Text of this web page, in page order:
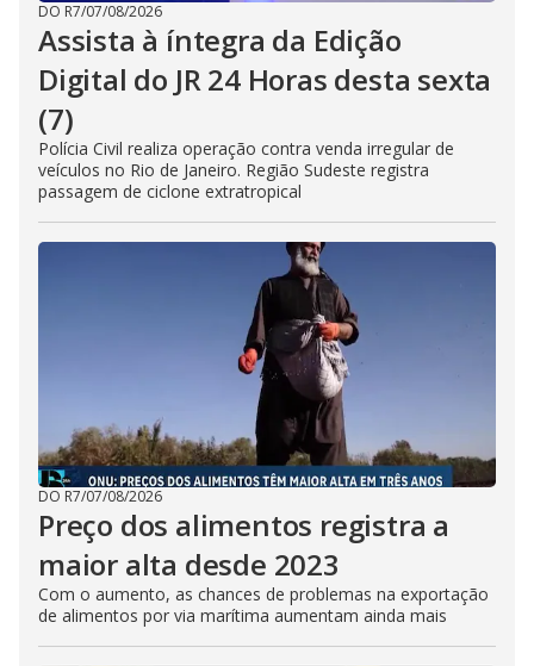
DO R7/07/08/2026
Assista à íntegra da Edição
Digital do JR 24 Horas desta sexta
(7)
Polícia Civil realiza operação contra venda irregular de
veículos no Rio de Janeiro. Região Sudeste registra
passagem de ciclone extratropical
DO R7/07/08/2026
Preço dos alimentos registra a
maior alta desde 2023
Com o aumento, as chances de problemas na exportação
de alimentos por via marítima aumentam ainda mais